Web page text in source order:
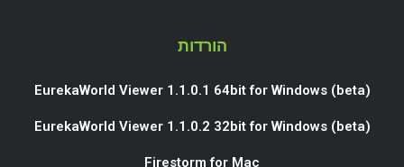
הורדות
EurekaWorld Viewer 1.1.0.1 64bit for Windows (beta)
EurekaWorld Viewer 1.1.0.2 32bit for Windows (beta)
Firestorm for Mac